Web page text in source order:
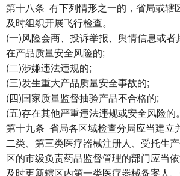
第十八条 有下列情形之一的，省局或辖
及时组织开展飞行检查。
(一)风险会商、投诉举报、舆情信息或
在产品质量安全风险的;
(二)涉嫌违法违规的;
(三)发生重大产品质量安全事故的;
(四)国家质量监督抽验产品不合格的;
(五)存在其他严重违法违规或安全风险的。
第十九条 省局各区域检查分局应当建立
二类、第三类医疗器械注册人、受托生
区的市级负责药品监督管理的部门应当
及时更新辖区内第一类医疗器械备案人